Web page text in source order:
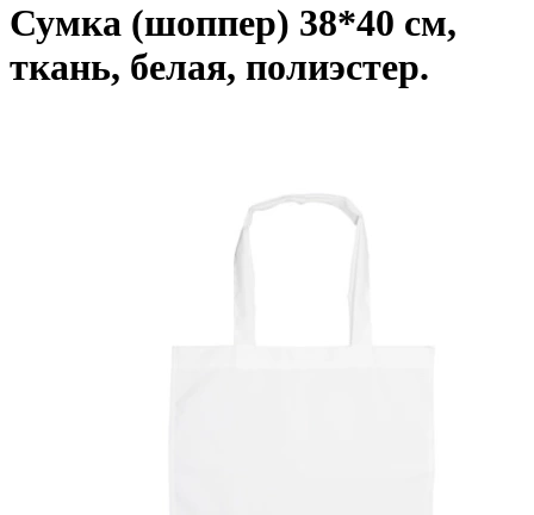
Сумка (шоппер) 38*40 см,
ткань, белая, полиэстер.